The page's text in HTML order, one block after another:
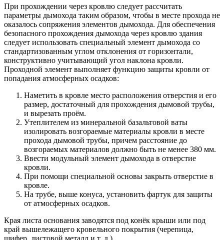
При прохождении через кровлю следует рассчитать
параметры дымохода таким образом, чтобы в месте прохода не
оказалось сопряжения элементов дымохода. Для обеспечения
безопасного прохождения дымохода через кровлю здания
следует использовать специальный элемент дымохода со
стандартизованным углом отклонения от горизонтали,
конструктивно учитывающий угол наклона кровли.
Проходной элемент выполняет функцию защиты кровли от
попадания атмосферных осадков:
Наметить в кровле место расположения отверстия и его
размер, достаточный для прохождения дымовой трубы,
и вырезать проём.
Утеплителем из минеральной базальтовой ваты
изолировать возгораемые материалы кровли в месте
прохода дымовой трубы, причем расстояние до
возгораемых материалов должно быть не менее 380 мм.
Ввести модульный элемент дымохода в отверстие
кровли.
При помощи специальной основы закрыть отверстие в
кровле.
На трубе, выше конуса, установить фартук для защиты
от атмосферных осадков.
Края листа основания заводятся под конёк крыши или под
край вышележащего кровельного покрытия (черепица,